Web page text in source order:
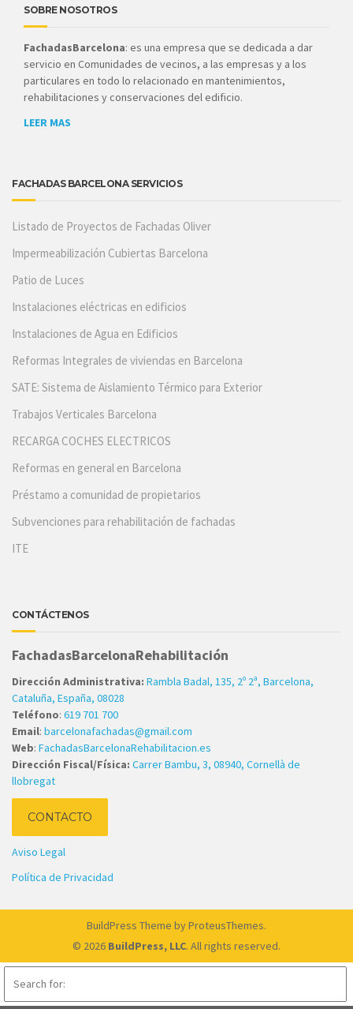
SOBRE NOSOTROS
FachadasBarcelona: es una empresa que se dedicada a dar
servicio en Comunidades de vecinos, a las empresas y a los
particulares en todo lo relacionado en mantenimientos,
rehabilitaciones y conservaciones del edificio.
LEER MAS
FACHADAS BARCELONA SERVICIOS
Listado de Proyectos de Fachadas Oliver
Impermeabilización Cubiertas Barcelona
Patio de Luces
Instalaciones eléctricas en edificios
Instalaciones de Agua en Edificios
Reformas Integrales de viviendas en Barcelona
SATE: Sistema de Aislamiento Térmico para Exterior
Trabajos Verticales Barcelona
RECARGA COCHES ELECTRICOS
Reformas en general en Barcelona
Préstamo a comunidad de propietarios
Subvenciones para rehabilitación de fachadas
ITE
CONTÁCTENOS
FachadasBarcelonaRehabilitación
Dirección Administrativa: Rambla Badal, 135, 2º 2ª, Barcelona,
Cataluña, España, 08028
Teléfono: 619 701 700
Email: barcelonafachadas@gmail.com
Web: FachadasBarcelonaRehabilitacion.es
Dirección Fiscal/Física: Carrer Bambu, 3, 08940, Cornellà de
llobregat
CONTACTO
Aviso Legal
Política de Privacidad
BuildPress Theme by ProteusThemes.
© 2026 BuildPress, LLC. All rights reserved.